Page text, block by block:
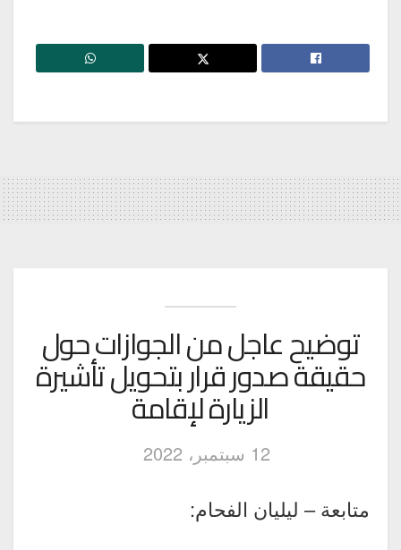
توضيح عاجل من الجوازات حول
حقيقة صدور قرار بتحويل تأشيرة
الزيارة لإقامة
12 سبتمبر، 2022
متابعة – ليليان الفحام: